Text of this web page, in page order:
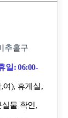
추홀구
일: 06:00-
여), 휴게실,
물 확인,